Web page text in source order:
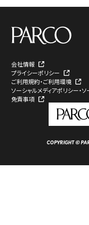
会社情報
プライシーポリシー
ご利用規約・ご利用環境
ソーシャルメディアポリシー・
免責事項
COPYRIGHT ©